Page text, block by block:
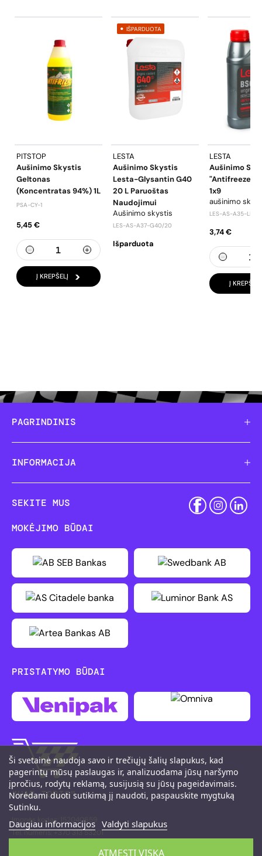
PITSTOP
Aušinimo Skystis
Geltonas
(koncentratas 94%) 1L
PSA-CY-1
5,45 €
Į KREPŠELĮ
IŠPARDUOTA
LESTA
Aušinimo Skystis
Lesta-Glysantin G40
20 L Paruoštas
Naudojimui
Aušinimo skystis
LES-AS-A37-G40/20
Išparduota
LESTA
Aušinimo
"Antifreeze" -
1x9
aušinimo
LES-AS-A35-LES/1
3,74 €
Į KREPŠELĮ
PAGRINDINIS
INFORMACIJA
SEKITE MUS
Ši svetainė naudoja savo ir trečiųjų šalių slapukus, kad
pagerintų mūsų paslaugas ir, analizuodama jūsų naršymo
įpročius, rodytų reklamą, susijusią su jūsų pageidavimais.
Norėdami duoti sutikimą jį naudoti, paspauskite mygtuką
Sutinku.
Daugiau informacijos Valdyti slapukus
ATMESTI VISKĄ
MOKĖJIMO BŪDAI
PRISTATYMO BŪDAI
"UAB TOBIS"
Įmonės kodas: 152040659
Tel. numeris: +370 313 53201